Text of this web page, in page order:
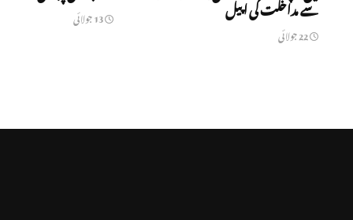
سے مداخلت کی اپیل 13 جولائی